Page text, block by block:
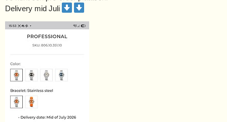
Delivery mid Juli